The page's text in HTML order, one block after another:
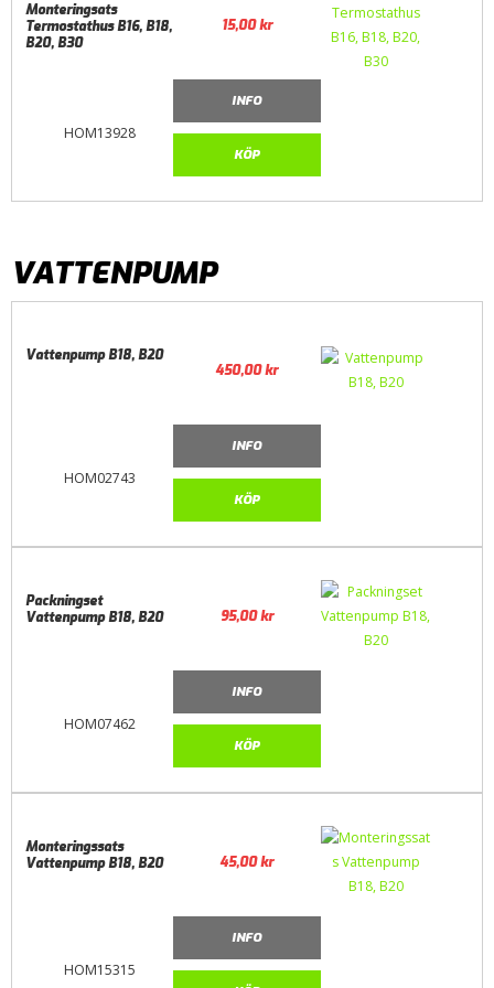
HOM13928
Monteringsats
Termostathus B16, B18,
B20, B30
15,00kr
INFO
KÖP
VATTENPUMP
HOM02743
Vattenpump B18, B20
450,00kr
INFO
KÖP
HOM07462
Packningset
Vattenpump B18, B20
95,00kr
INFO
KÖP
HOM15315
Monteringssats
Vattenpump B18, B20
45,00kr
INFO